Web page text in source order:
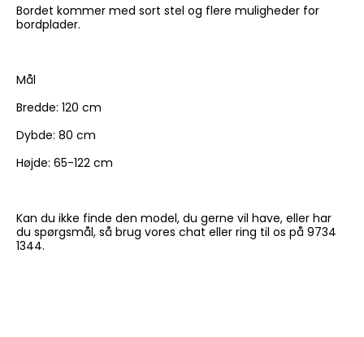
Bordet kommer med sort stel og flere muligheder for
bordplader.
Mål
Bredde: 120 cm
Dybde: 80 cm
Højde: 65-122 cm
Kan du ikke finde den model, du gerne vil have, eller har
du spørgsmål, så brug vores chat eller ring til os på 9734
1344.